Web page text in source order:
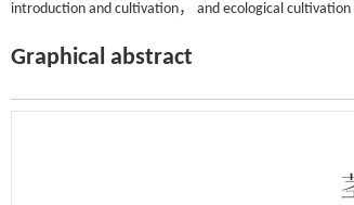
introduction and cultivation， and ecological
Graphical abstract